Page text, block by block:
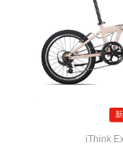
铝合
铝合金
把立 铝合金
铝合
iThink